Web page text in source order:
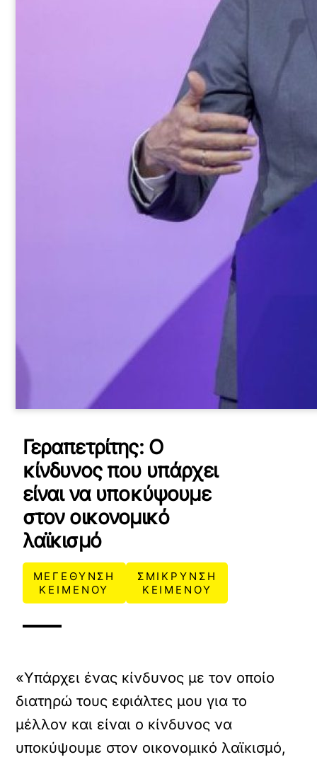
Γεραπετρίτης: Ο
κίνδυνος που υπάρχει
είναι να υποκύψουμε
στον οικονομικό
λαϊκισμό
ΜΕΓΕΘΥΝΣΗ
ΚΕΙΜΕΝΟΥ
ΣΜΙΚΡΥΝΣΗ
ΚΕΙΜΕΝΟΥ
«Υπάρχει ένας κίνδυνος με τον οποίο
διατηρώ τους εφιάλτες μου για το
μέλλον και είναι ο κίνδυνος να
υποκύψουμε στον οικονομικό λαϊκισμό,